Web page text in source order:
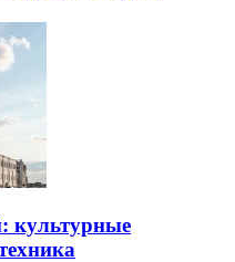
культурные